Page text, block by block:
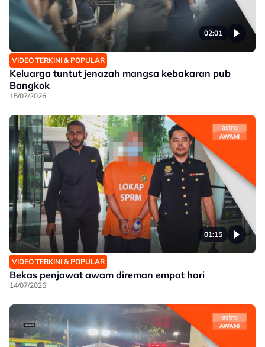
02:01
VIDEO TERKINI & POPULAR
Keluarga tuntut jenazah mangsa kebakaran pub
Bangkok
15/07/2026
01:15
VIDEO TERKINI & POPULAR
Bekas penjawat awam direman empat hari
14/07/2026